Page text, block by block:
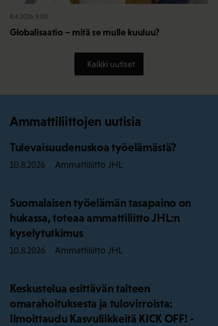
8.4.2026 9:00
Globalisaatio – mitä se mulle kuuluu?
Kaikki uutiset
Ammattiliittojen uutisia
Tulevaisuudenuskoa työelämästä?
10.8.2026 Ammattiliitto JHL
Suomalaisen työelämän tasapaino on
hukassa, toteaa ammattiliitto JHL:n
kyselytutkimus
10.8.2026 Ammattiliitto JHL
Keskustelua esittävän taiteen
omarahoituksesta ja tulovirroista:
Ilmoittaudu Kasvuliikkeitä KICK OFF! -